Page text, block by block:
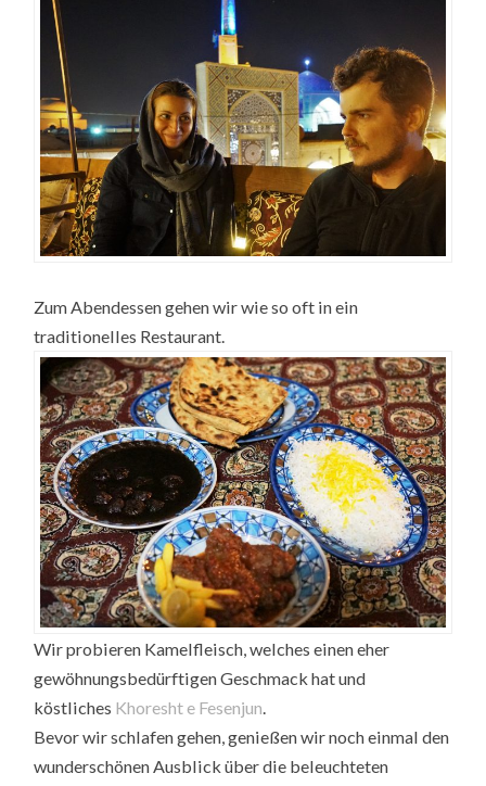
Zum Abendessen gehen wir wie so oft in ein
traditionelles Restaurant.
Wir probieren Kamelfleisch, welches einen eher
gewöhnungsbedürftigen Geschmack hat und
köstliches Khoresht e Fesenjun.
Bevor wir schlafen gehen, genießen wir noch einmal den
wunderschönen Ausblick über die beleuchteten